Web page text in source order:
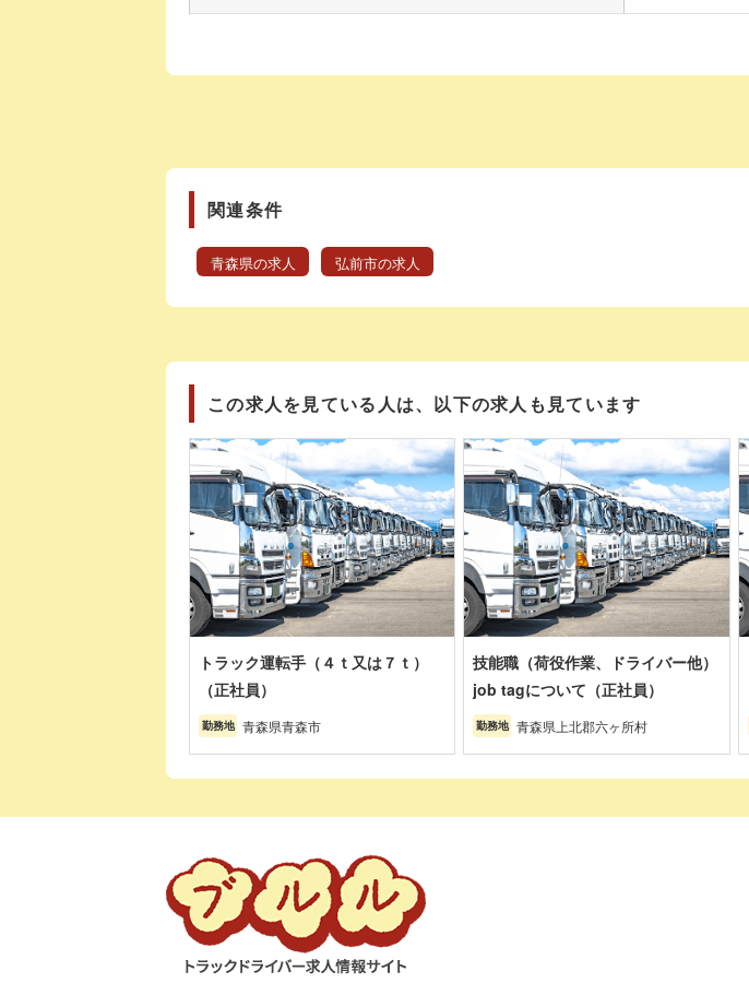
関連条件
青森県の求人 弘前市の求人
この求人を見ている人は、以下の求人も見ています
トラック運転手（４ｔ又は７ｔ）
（正社員）
勤務地 青森県青森市
技能職（荷役作業、ドライバー他）
job tagについて（正社員）
勤務地 青森県上北郡六ヶ所村